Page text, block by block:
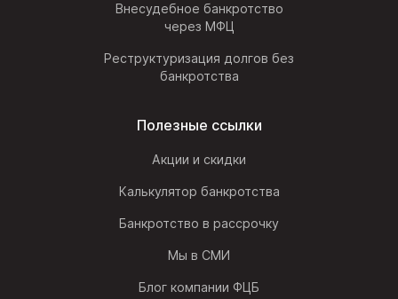
Внесудебное банкротство
через МФЦ
Реструктуризация долгов без
банкротства
Полезные ссылки
Акции и скидки
Калькулятор банкротства
Банкротство в рассрочку
Мы в СМИ
Блог компании ФЦБ